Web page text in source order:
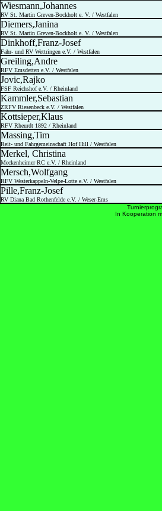
Wiesmann,Johannes
RV St. Martin Greven-Bockholt e. V. / Westfalen
Diemers,Janina
RV St. Martin Greven-Bockholt e. V. / Westfalen
Dinkhoff,Franz-Josef
Fahr- und RV Wettringen e.V. / Westfalen
Greiling,Andre
RFV Emsdetten e.V. / Westfalen
Jovic,Rajko
FSF Reichshof e.V. / Rheinland
Kammler,Sebastian
ZRFV Riesenbeck e.V. / Westfalen
Kottsieper,Klaus
RFV Rheurdt 1892 / Rheinland
Massing,Tim
Reit- und Fahrgemeinschaft Hof Hill / Westfalen
Merkel, Christina
Meckenheimer RC e.V. / Rheinland
Mersch,Wolfgang
RFV Westerkappeln-Velpe-Lotte e.V. / Westfalen
Pille,Franz-Josef
RV Diana Bad Rothenfelde e.V. / Weser-Ems
In Kooperation